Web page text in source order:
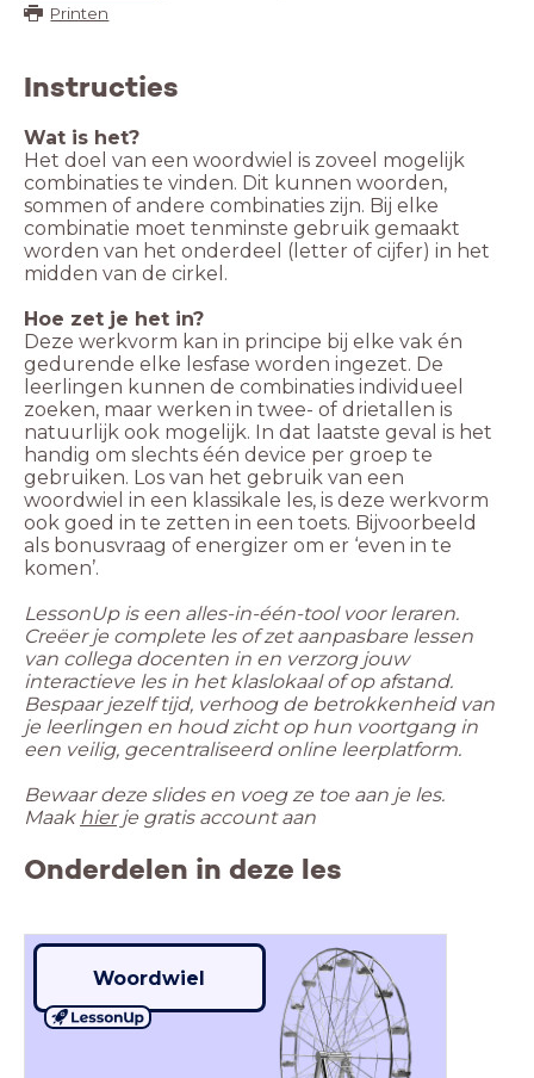
Printen
Instructies
Wat is het?
Het doel van een woordwiel is zoveel mogelijk
combinaties te vinden. Dit kunnen woorden,
sommen of andere combinaties zijn. Bij elke
combinatie moet tenminste gebruik gemaakt
worden van het onderdeel (letter of cijfer) in het
midden van de cirkel.
Hoe zet je het in?
Deze werkvorm kan in principe bij elke vak én
gedurende elke lesfase worden ingezet. De
leerlingen kunnen de combinaties individueel
zoeken, maar werken in twee- of drietallen is
natuurlijk ook mogelijk. In dat laatste geval is het
handig om slechts één device per groep te
gebruiken. Los van het gebruik van een
woordwiel in een klassikale les, is deze werkvorm
ook goed in te zetten in een toets. Bijvoorbeeld
als bonusvraag of energizer om er ‘even in te
komen’.
LessonUp is een alles-in-één-tool voor leraren.
Creëer je complete les of zet aanpasbare lessen
van collega docenten in en verzorg jouw
interactieve les in het klaslokaal of op afstand.
Bespaar jezelf tijd, verhoog de betrokkenheid van
je leerlingen en houd zicht op hun voortgang in
een veilig, gecentraliseerd online leerplatform.
Bewaar deze slides en voeg ze toe aan je les.
Maak hierje gratis account aan
Onderdelen in deze les
Woordwiel